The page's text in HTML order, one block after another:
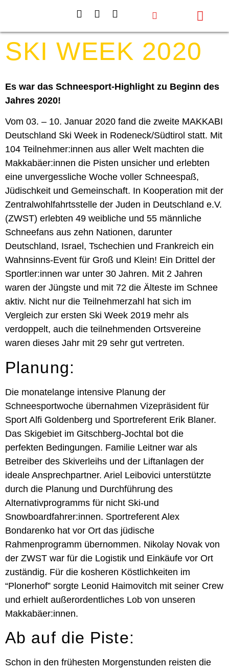
SKI WEEK 2020
Es war das Schneesport-Highlight zu Beginn des
Jahres 2020!
Vom 03. – 10. Januar 2020 fand die zweite MAKKABI
Deutschland Ski Week in Rodeneck/Südtirol statt. Mit
104 Teilnehmer:innen aus aller Welt machten die
Makkabäer:innen die Pisten unsicher und erlebten
eine unvergessliche Woche voller Schneespaß,
Jüdischkeit und Gemeinschaft. In Kooperation mit der
Zentralwohlfahrtsstelle der Juden in Deutschland e.V.
(ZWST) erlebten 49 weibliche und 55 männliche
Schneefans aus zehn Nationen, darunter
Deutschland, Israel, Tschechien und Frankreich ein
Wahnsinns-Event für Groß und Klein! Ein Drittel der
Sportler:innen war unter 30 Jahren. Mit 2 Jahren
waren der Jüngste und mit 72 die Älteste im Schnee
aktiv. Nicht nur die Teilnehmerzahl hat sich im
Vergleich zur ersten Ski Week 2019 mehr als
verdoppelt, auch die teilnehmenden Ortsvereine
waren dieses Jahr mit 29 sehr gut vertreten.
Planung:
Die monatelange intensive Planung der
Schneesportwoche übernahmen Vizepräsident für
Sport Alfi Goldenberg und Sportreferent Erik Blaner.
Das Skigebiet im Gitschberg‑Jochtal bot die
perfekten Bedingungen. Familie Leitner war als
Betreiber des Skiverleihs und der Liftanlagen der
ideale Ansprechpartner. Ariel Leibovici unterstützte
durch die Planung und Durchführung des
Alternativprogramms für nicht Ski-und
Snowboardfahrer:innen. Sportreferent Alex
Bondarenko hat vor Ort das jüdische
Rahmenprogramm übernommen. Nikolay Novak von
der ZWST war für die Logistik und Einkäufe vor Ort
zuständig. Für die kosheren Köstlichkeiten im
“Plonerhof” sorgte Leonid Haimovitch mit seiner Crew
und erhielt außerordentliches Lob von unseren
Makkabäer:innen.
Ab auf die Piste:
Schon in den frühesten Morgenstunden reisten die